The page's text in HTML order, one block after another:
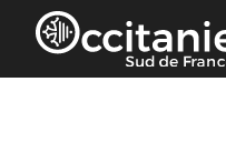
Panneau de gestion des